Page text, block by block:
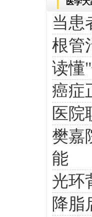
医学
当患
根管
读懂
癌症
医院
樊嘉
能
光环
降脂